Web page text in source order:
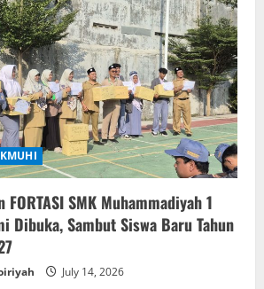
FORTASI SMK Muhammadiyah 1
Dibuka, Sambut Siswa Baru Tahun
July 14, 2026